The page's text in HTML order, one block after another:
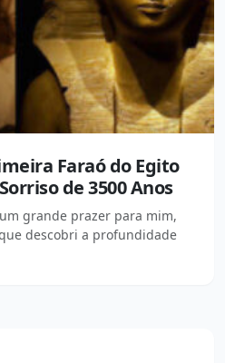
Faraó do Egito
de 3500 Anos
grande prazer para mim,
descobri a profundidade